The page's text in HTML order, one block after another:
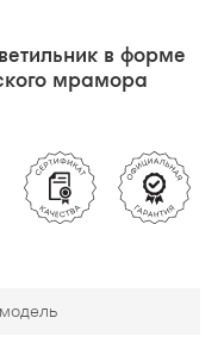
в форме
мрамора